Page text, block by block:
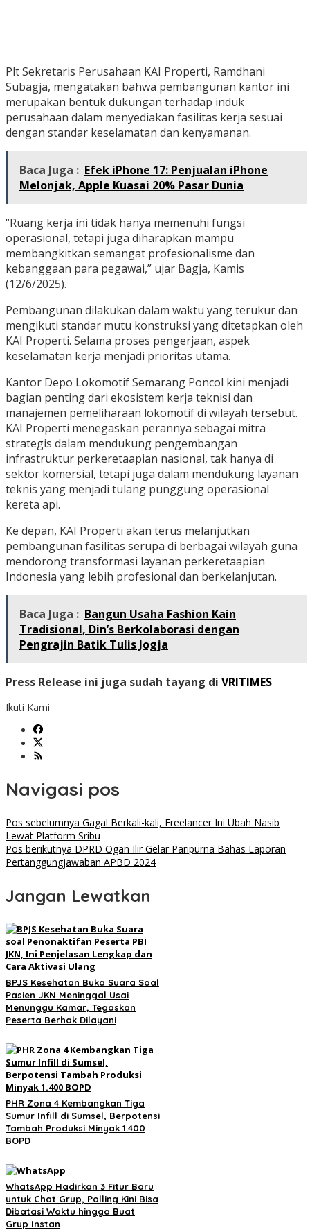
Plt Sekretaris Perusahaan KAI Properti, Ramdhani
Subagja, mengatakan bahwa pembangunan kantor ini
merupakan bentuk dukungan terhadap induk
perusahaan dalam menyediakan fasilitas kerja sesuai
dengan standar keselamatan dan kenyamanan.
Baca Juga : Efek iPhone 17: Penjualan iPhone
Melonjak, Apple Kuasai 20% Pasar Dunia
“Ruang kerja ini tidak hanya memenuhi fungsi
operasional, tetapi juga diharapkan mampu
membangkitkan semangat profesionalisme dan
kebanggaan para pegawai,” ujar Bagja, Kamis
(12/6/2025).
Pembangunan dilakukan dalam waktu yang terukur dan
mengikuti standar mutu konstruksi yang ditetapkan oleh
KAI Properti. Selama proses pengerjaan, aspek
keselamatan kerja menjadi prioritas utama.
Kantor Depo Lokomotif Semarang Poncol kini menjadi
bagian penting dari ekosistem kerja teknisi dan
manajemen pemeliharaan lokomotif di wilayah tersebut.
KAI Properti menegaskan perannya sebagai mitra
strategis dalam mendukung pengembangan
infrastruktur perkeretaapian nasional, tak hanya di
sektor komersial, tetapi juga dalam mendukung layanan
teknis yang menjadi tulang punggung operasional
kereta api.
Ke depan, KAI Properti akan terus melanjutkan
pembangunan fasilitas serupa di berbagai wilayah guna
mendorong transformasi layanan perkeretaapian
Indonesia yang lebih profesional dan berkelanjutan.
Baca Juga : Bangun Usaha Fashion Kain
Tradisional, Din’s Berkolaborasi dengan
Pengrajin Batik Tulis Jogja
Press Release ini juga sudah tayang di VRITIMES
Ikuti Kami
Navigasi pos
Pos sebelumnya Gagal Berkali-kali, Freelancer Ini Ubah Nasib
Lewat Platform Sribu
Pos berikutnya DPRD Ogan Ilir Gelar Paripurna Bahas Laporan
Pertanggungjawaban APBD 2024
Jangan Lewatkan
BPJS Kesehatan Buka Suara Soal
Pasien JKN Meninggal Usai
Menunggu Kamar, Tegaskan
Peserta Berhak Dilayani
PHR Zona 4 Kembangkan Tiga
Sumur Infill di Sumsel, Berpotensi
Tambah Produksi Minyak 1.400
BOPD
WhatsApp Hadirkan 3 Fitur Baru
untuk Chat Grup, Polling Kini Bisa
Dibatasi Waktu hingga Buat
Grup Instan